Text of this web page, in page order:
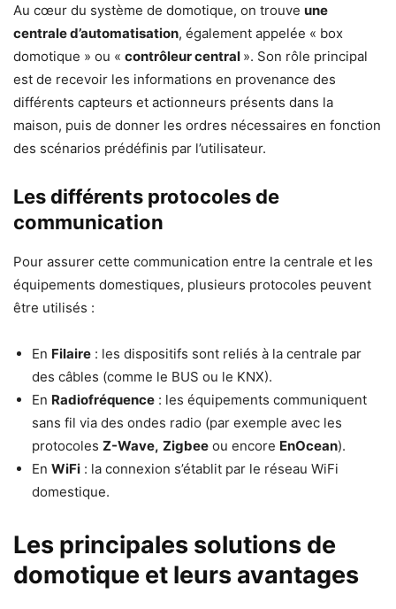
Au cœur du système de domotique, on trouve une
centrale d’automatisation, également appelée « box
domotique » ou « contrôleur central ». Son rôle principal
est de recevoir les informations en provenance des
différents capteurs et actionneurs présents dans la
maison, puis de donner les ordres nécessaires en fonction
des scénarios prédéfinis par l’utilisateur.
Les différents protocoles de
communication
Pour assurer cette communication entre la centrale et les
équipements domestiques, plusieurs protocoles peuvent
être utilisés :
En Filaire : les dispositifs sont reliés à la centrale par
des câbles (comme le BUS ou le KNX).
En Radiofréquence : les équipements communiquent
sans fil via des ondes radio (par exemple avec les
protocoles Z-Wave, Zigbee ou encore EnOcean).
En WiFi : la connexion s’établit par le réseau WiFi
domestique.
Les principales solutions de
domotique et leurs avantages